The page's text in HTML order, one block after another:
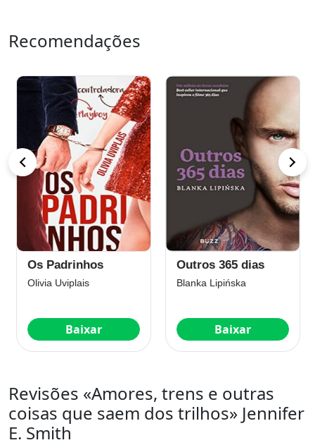
Recomendações
Os Padrinhos
Olivia Uviplais
Baixar
Outros 365 dias
Blanka Lipińska
Baixar
Revisões «Amores, trens e outras
coisas que saem dos trilhos» Jennifer
E. Smith